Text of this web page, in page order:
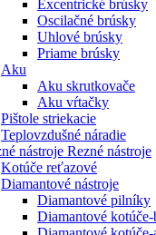
Excentrické brúsky
Oscilačné brúsky
Uhlové brúsky
Priame brúsky
Aku
Aku skrutkovače
Aku vŕtačky
Pištole striekacie
Teplovzdušné náradie
Rezné nástroje
Kotúče reťazové
Diamantové nástroje
Diamantové pilníky
Diamantové kotúče-